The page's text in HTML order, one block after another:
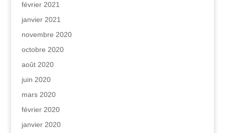
février 2021
janvier 2021
novembre 2020
octobre 2020
août 2020
juin 2020
mars 2020
février 2020
janvier 2020